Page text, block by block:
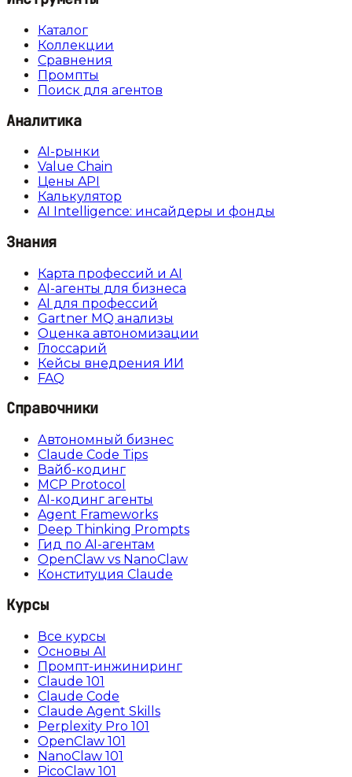
Каталог
Коллекции
Сравнения
Промпты
Поиск для агентов
Аналитика
AI-рынки
Value Chain
Цены API
Калькулятор
AI Intelligence: инсайдеры и фонды
Знания
Карта профессий и AI
AI-агенты для бизнеса
AI для профессий
Gartner MQ анализы
Оценка автономизации
Глоссарий
Кейсы внедрения ИИ
FAQ
Справочники
Автономный бизнес
Claude Code Tips
Вайб-кодинг
MCP Protocol
AI-кодинг агенты
Agent Frameworks
Deep Thinking Prompts
Гид по AI-агентам
OpenClaw vs NanoClaw
Конституция Claude
Курсы
Все курсы
Основы AI
Промпт-инжиниринг
Claude 101
Claude Code
Claude Agent Skills
Perplexity Pro 101
OpenClaw 101
NanoClaw 101
PicoClaw 101